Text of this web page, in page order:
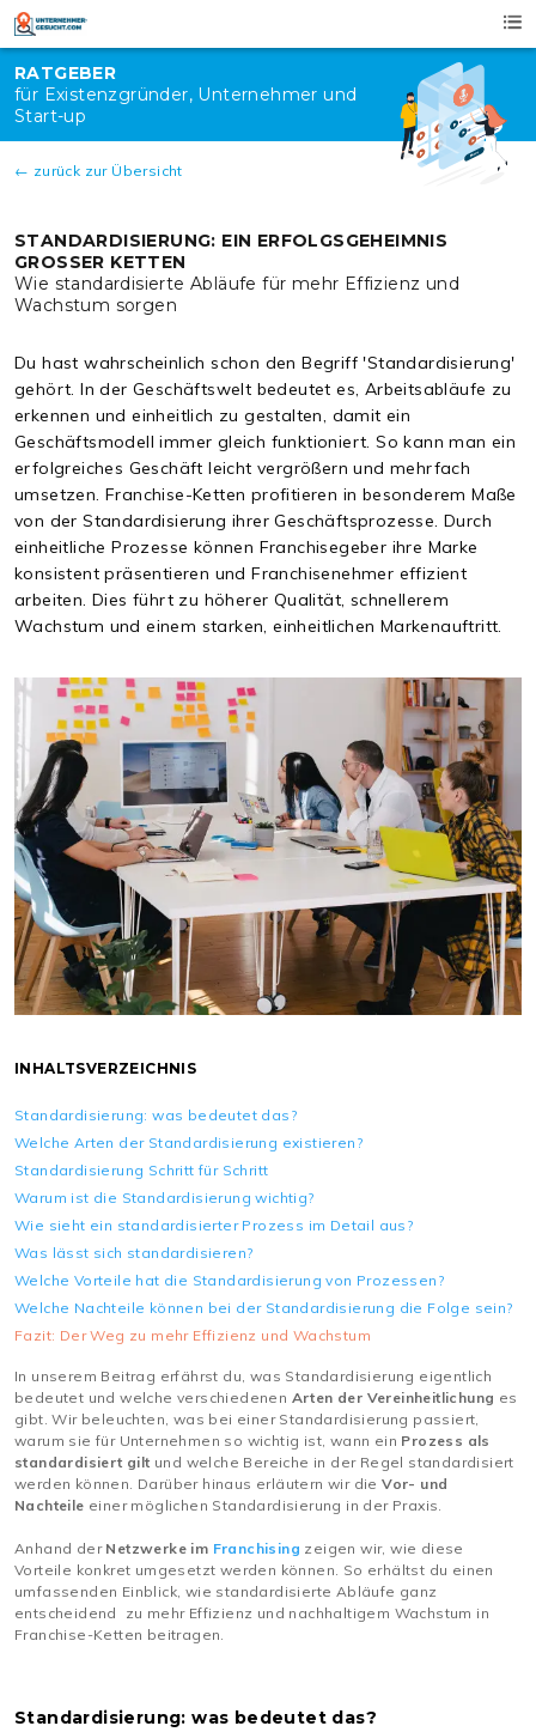
Skip
content
RATGEBER
für Existenzgründer, Unternehmer und
Start-up
← zurück zur Übersicht
STANDARDISIERUNG: EIN ERFOLGSGEHEIMNIS
GROSSER KETTEN
Wie standardisierte Abläufe für mehr Effizienz und
Wachstum sorgen
Du hast wahrscheinlich schon den Begriff 'Standardisierung'
gehört. In der Geschäftswelt bedeutet es, Arbeitsabläufe zu
erkennen und einheitlich zu gestalten, damit ein
Geschäftsmodell immer gleich funktioniert. So kann man ein
erfolgreiches Geschäft leicht vergrößern und mehrfach
umsetzen. Franchise-Ketten profitieren in besonderem Maße
von der Standardisierung ihrer Geschäftsprozesse. Durch
einheitliche Prozesse können Franchisegeber ihre Marke
konsistent präsentieren und Franchisenehmer effizient
arbeiten. Dies führt zu höherer Qualität, schnellerem
Wachstum und einem starken, einheitlichen Markenauftritt.
INHALTSVERZEICHNIS
Standardisierung: was bedeutet das?
Welche Arten der Standardisierung existieren?
Standardisierung Schritt für Schritt
Warum ist die Standardisierung wichtig?
Wie sieht ein standardisierter Prozess im Detail aus?
Was lässt sich standardisieren?
Welche Vorteile hat die Standardisierung von Prozessen?
Welche Nachteile können bei der Standardisierung die Folge sein?
Fazit: Der Weg zu mehr Effizienz und Wachstum
In unserem Beitrag erfährst du, was Standardisierung eigentlich
bedeutet und welche verschiedenen Arten der Vereinheitlichung es
gibt. Wir beleuchten, was bei einer Standardisierung passiert,
warum sie für Unternehmen so wichtig ist, wann ein Prozess als
standardisiert gilt und welche Bereiche in der Regel standardisiert
werden können. Darüber hinaus erläutern wir dieVor- und
Nachteile einer möglichen Standardisierung in der Praxis.
Anhand der Netzwerke im Franchising zeigen wir, wie diese
Vorteile konkret umgesetzt werden können. So erhältst du einen
umfassenden Einblick, wie standardisierte Abläufe ganz
entscheidend zu mehr Effizienz und nachhaltigem Wachstum in
Franchise-Ketten beitragen.
Standardisierung: was bedeutet das?